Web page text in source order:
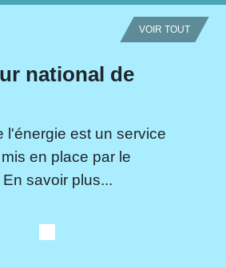
VOIR TOUT
national de
l'énergie est un service
en place par le
savoir plus...